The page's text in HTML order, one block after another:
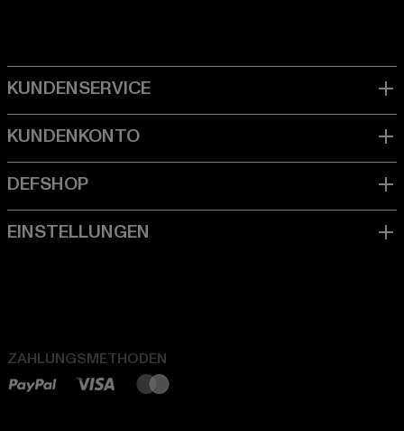
ZAHLUNGSMETHODEN